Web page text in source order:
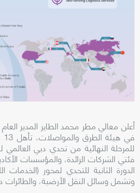
أعلن معالي مطر محمد الطاير المدير
للمرحلة النهائية من تحدي دبي العالمي
فئتي الشركات الرائدة، والمؤسسات
الدورة الثانية للتحدي لمحور (الخدمات
وتشمل وسائل النقل الأرضية، والطائرات